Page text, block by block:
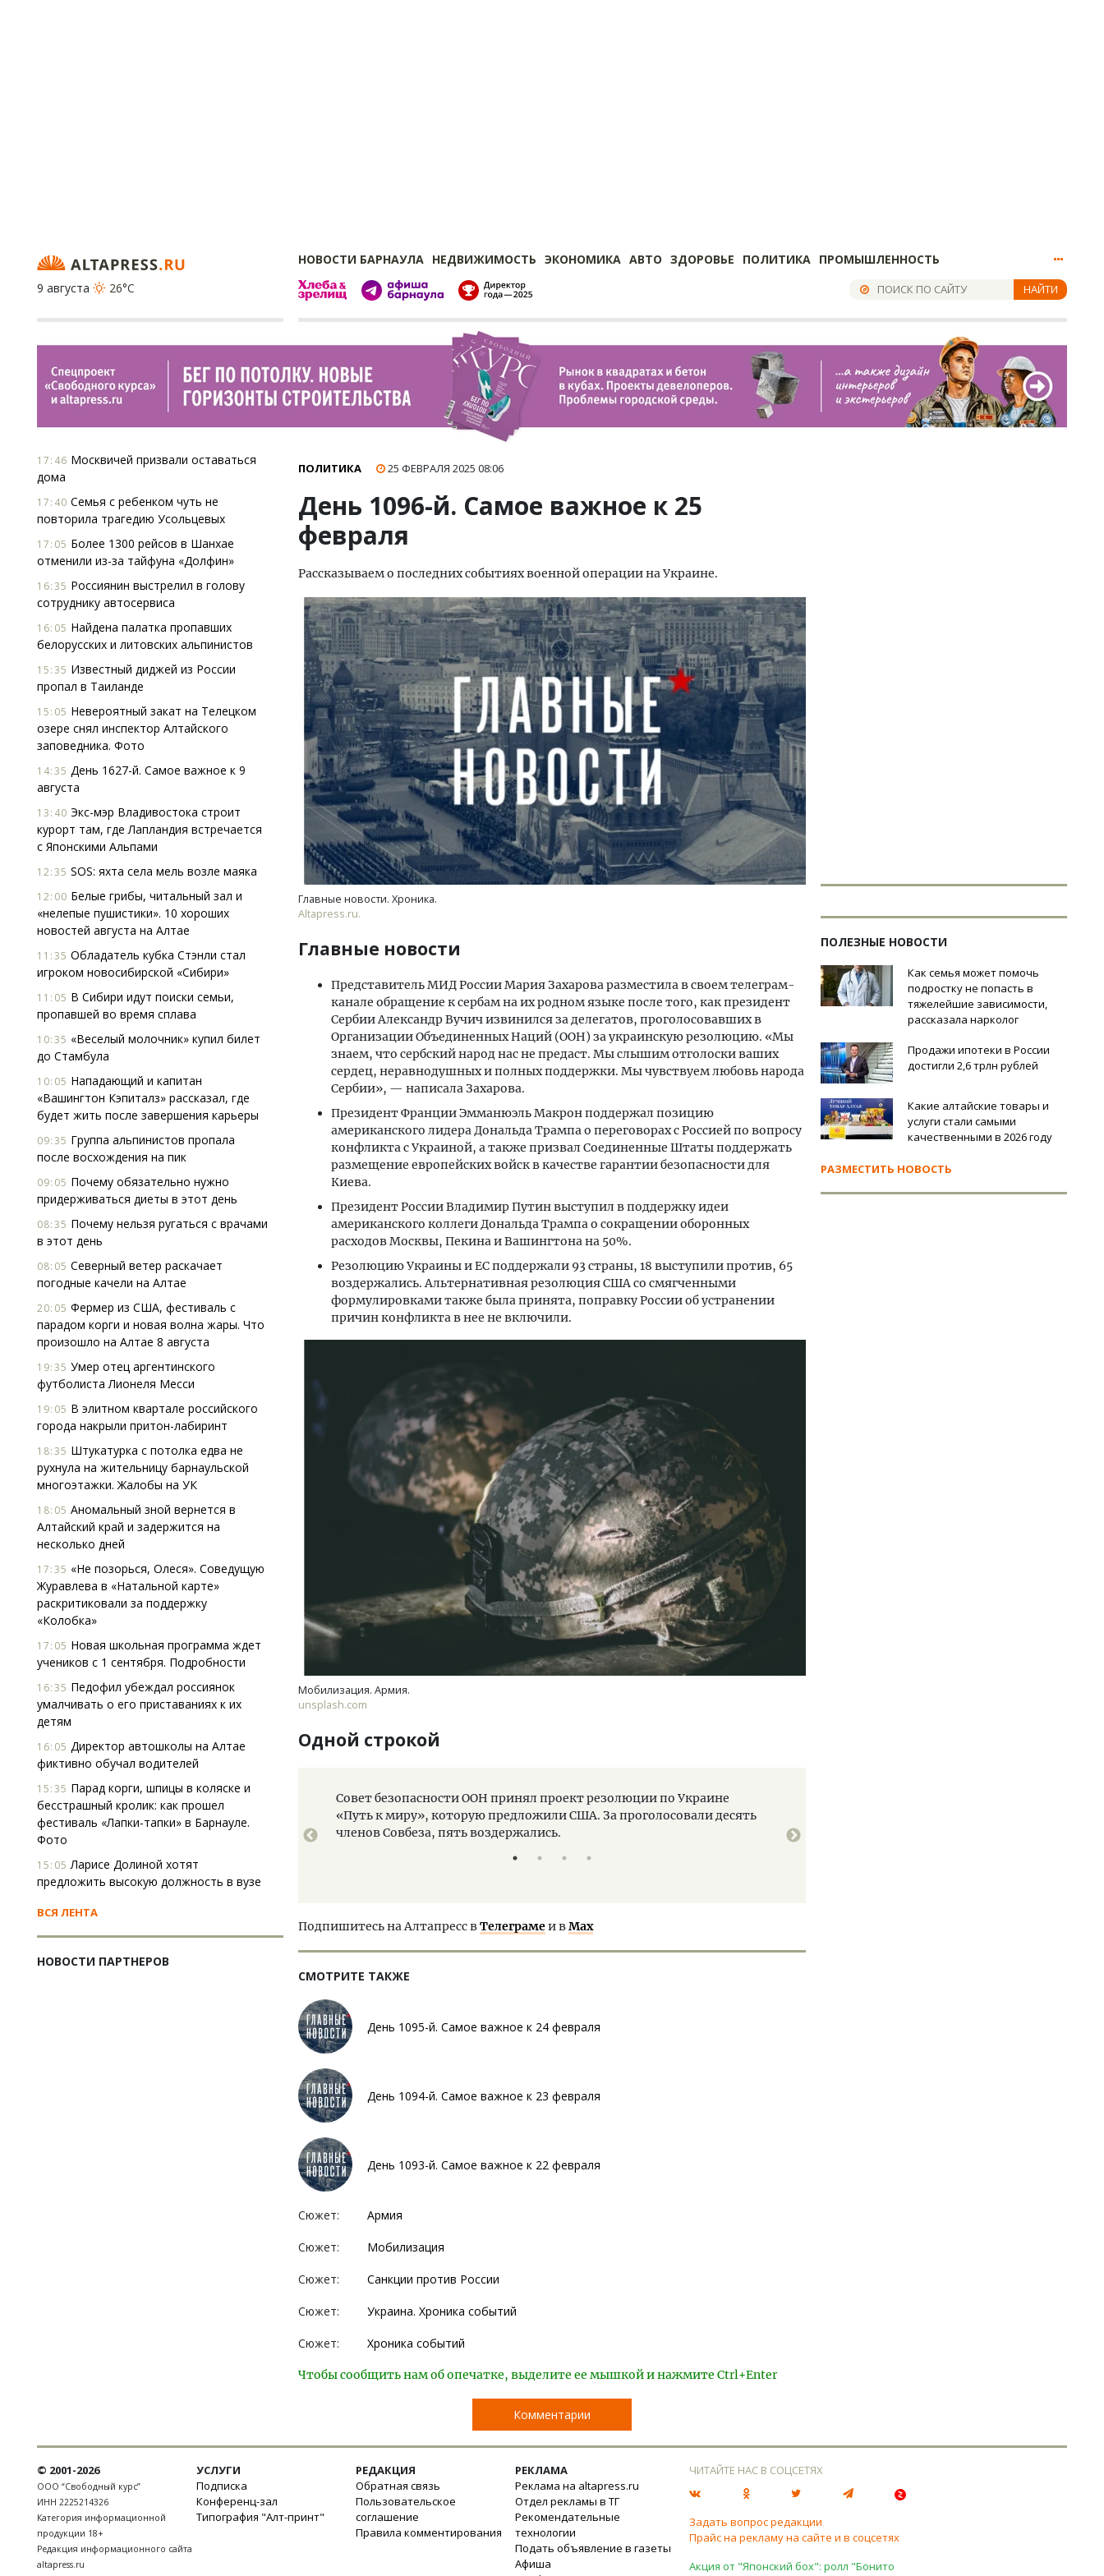
НОВОСТИ БАРНАУЛА НЕДВИЖИМОСТЬ ЭКОНОМИКА АВТО ЗДОРОВЬЕ ПОЛИТИКА ПРОМЫШЛЕННОСТЬ
9 августа
26°C НАЙТИ
17:46 Москвичей призвали оставаться
дома
17:40 Семья с ребенком чуть не
повторила трагедию Усольцевых
17:05 Более 1300 рейсов в Шанхае
отменили из-за тайфуна «Долфин»
16:35 Россиянин выстрелил в голову
сотруднику автосервиса
16:05 Найдена палатка пропавших
белорусских и литовских альпинистов
15:35 Известный диджей из России
пропал в Таиланде
15:05 Невероятный закат на Телецком
озере снял инспектор Алтайского
заповедника. Фото
14:35 День 1627-й. Самое важное к 9
августа
13:40 Экс-мэр Владивостока строит
курорт там, где Лапландия встречается
с Японскими Альпами
12:35 SOS: яхта села мель возле маяка
12:00 Белые грибы, читальный зал и
«нелепые пушистики». 10 хороших
новостей августа на Алтае
11:35 Обладатель кубка Стэнли стал
игроком новосибирской «Сибири»
11:05 В Сибири идут поиски семьи,
пропавшей во время сплава
10:35 «Веселый молочник» купил билет
до Стамбула
10:05 Нападающий и капитан
«Вашингтон Кэпиталз» рассказал, где
будет жить после завершения карьеры
09:35 Группа альпинистов пропала
после восхождения на пик
09:05 Почему обязательно нужно
придерживаться диеты в этот день
08:35 Почему нельзя ругаться с врачами
в этот день
08:05 Северный ветер раскачает
погодные качели на Алтае
20:05 Фермер из США, фестиваль с
парадом корги и новая волна жары. Что
произошло на Алтае 8 августа
19:35 Умер отец аргентинского
футболиста Лионеля Месси
19:05 В элитном квартале российского
города накрыли притон-лабиринт
18:35 Штукатурка с потолка едва не
рухнула на жительницу барнаульской
многоэтажки. Жалобы на УК
18:05 Аномальный зной вернется в
Алтайский край и задержится на
несколько дней
17:35 «Не позорься, Олеся». Соведущую
Журавлева в «Натальной карте»
раскритиковали за поддержку
«Колобка»
17:05 Новая школьная программа ждет
учеников с 1 сентября. Подробности
16:35 Педофил убеждал россиянок
умалчивать о его приставаниях к их
детям
16:05 Директор автошколы на Алтае
фиктивно обучал водителей
15:35 Парад корги, шпицы в коляске и
бесстрашный кролик: как прошел
фестиваль «Лапки-тапки» в Барнауле.
Фото
15:05 Ларисе Долиной хотят
предложить высокую должность в вузе
ВСЯ ЛЕНТА
НОВОСТИ ПАРТНЕРОВ
ПОЛИТИКА 25 ФЕВРАЛЯ 2025 08:06
День 1096-й. Самое важное к 25
февраля
Рассказываем о последних событиях военной операции на Украине.
Главные новости. Хроника.
Altapress.ru.
Главные новости
Представитель МИД России Мария Захарова разместила в своем телеграм-
канале обращение к сербам на их родном языке после того, как президент
Сербии Александр Вучич извинился за делегатов, проголосовавших в
Организации Объединенных Наций (ООН) за украинскую резолюцию. «Мы
знаем, что сербский народ нас не предаст. Мы слышим отголоски ваших
сердец, неравнодушных и полных поддержки. Мы чувствуем любовь народа
Сербии», — написала Захарова.
Президент Франции Эмманюэль Макрон поддержал позицию
американского лидера Дональда Трампа о переговорах с Россией по вопросу
конфликта с Украиной, а также призвал Соединенные Штаты поддержать
размещение европейских войск в качестве гарантии безопасности для
Киева.
Президент России Владимир Путин выступил в поддержку идеи
американского коллеги Дональда Трампа о сокращении оборонных
расходов Москвы, Пекина и Вашингтона на 50%.
Резолюцию Украины и ЕС поддержали 93 страны, 18 выступили против, 65
воздержались. Альтернативная резолюция США со смягченными
формулировками также была принята, поправку России об устранении
причин конфликта в нее не включили.
Мобилизация. Армия.
unsplash.com
Одной строкой
и Украины можно завершить в течение нескольких
с умом, заявил американский президент
Совет безопасности ООН принял проект резолюции по Украине
«Путь к миру», которую предложили США. За проголосовали десять
членов Совбеза, пять воздержались.
Москвой и Анкарой по Украине.
Подпишитесь на Алтапресс вТелеграмеи вMax
СМОТРИТЕ ТАКЖЕ
День 1095-й. Самое важное к 24 февраля
День 1094-й. Самое важное к 23 февраля
День 1093-й. Самое важное к 22 февраля
Сюжет: Армия
Сюжет: Мобилизация
Сюжет: Санкции против России
Сюжет: Украина. Хроника событий
Сюжет: Хроника событий
Чтобы сообщить нам об опечатке, выделите ее мышкой и нажмите Ctrl+Enter
Комментарии
ПОЛЕЗНЫЕ НОВОСТИ
Как семья может помочь
подростку не попасть в
тяжелейшие зависимости,
рассказала нарколог
Продажи ипотеки в России
достигли 2,6 трлн рублей
Какие алтайские товары и
услуги стали самыми
качественными в 2026 году
РАЗМЕСТИТЬ НОВОСТЬ
© 2001-2026
ООО “Свободный курс”
ИНН 2225214326
Категория информационной
продукции 18+
Редакция информационного сайта
altapress.ru
УСЛУГИ
Подписка
Конференц-зал
Типография "Алт-принт"
РЕДАКЦИЯ
Обратная связь
Пользовательское
соглашение
Правила комментирования
РЕКЛАМА
Реклама на altapress.ru
Отдел рекламы в ТГ
Рекомендательные
технологии
Подать объявление в газеты
Афиша
ЧИТАЙТЕ НАС В СОЦСЕТЯХ
Задать вопрос редакции
Прайс на рекламу на сайте и в соцсетях
Акция от "Японский бох": ролл "Бонито